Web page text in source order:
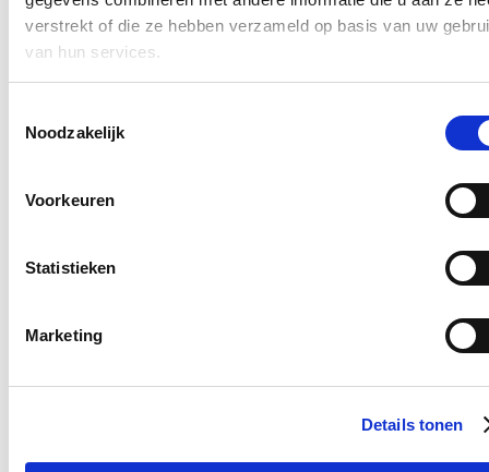
verstrekt of die ze hebben verzameld op basis van uw
van hun services.
Noodzakelijk
Voorkeuren
Statistieken
Marketing
Details tonen
Aantal meldingen van agressief of ongewenst gedrag
stijgt fors binnen Vlaamse overheid: nieuwe regeling
dat dossiers tijdelijk kan opschorten in geval van
agressie voortaan van kracht
22/07/26
Dat blijkt
uit nieuwe cijfers van Vlaams minister van Bestuurszaken Hilde
kan er voortaan onmiddellijk en kordaat op worden gereageerd door
het voorval uitdrukkelijk mee te nemen bij de beoordeling van het
het nieuw Vlaams Dienstverleningscharter van de Vlaamse overheid
en werddeze week
via een omzendbrief gecommuniceerd naar alle
Lees meer
Crevits ondersteunt lokale besturen voor sociale
cohesie en betere integratie